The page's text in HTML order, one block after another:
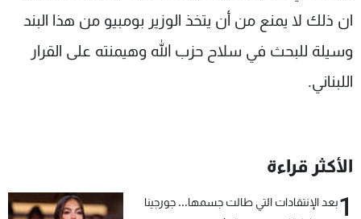
ان ذلك لا يمنع من أن يتخذ الوزير بومبيو من هذا البند
وسيلة للبحث في سلاح حزب الله وهيمنته على القرار
اللبناني.
الأكثر قراءة
1بعد الإنتقادات التي طالت جسمها... جورجينا